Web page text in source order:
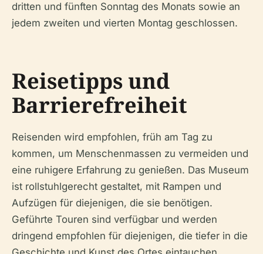
dritten und fünften Sonntag des Monats sowie an
jedem zweiten und vierten Montag geschlossen.
Reisetipps und
Barrierefreiheit
Reisenden wird empfohlen, früh am Tag zu
kommen, um Menschenmassen zu vermeiden und
eine ruhigere Erfahrung zu genießen. Das Museum
ist rollstuhlgerecht gestaltet, mit Rampen und
Aufzügen für diejenigen, die sie benötigen.
Geführte Touren sind verfügbar und werden
dringend empfohlen für diejenigen, die tiefer in die